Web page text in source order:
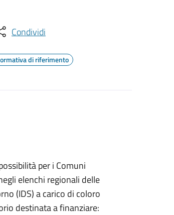
Condividi
di riferimento
per i Comuni
elenchi regionali delle
(IDS) a carico di coloro
destinata a finanziare: